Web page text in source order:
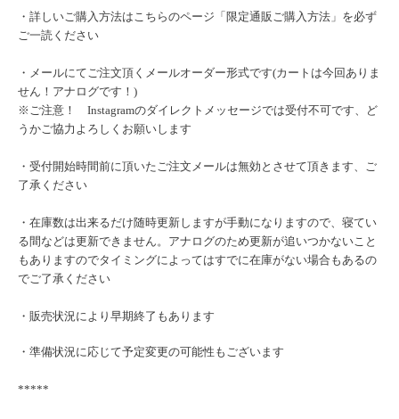
・詳しいご購入方法はこちらのページ「 限定通販ご購入方法 」を必ず
ご一読ください
・メールにてご注文頂くメールオーダー形式です(カートは今回ありま
せん！アナログです！)
※ご注意！ Instagramのダイレクトメッセージでは受付不可です、ど
うかご協力よろしくお願いします
・受付開始時間前に頂いたご注文メールは無効とさせて頂きます、 ご
了承ください
・在庫数は出来るだけ随時更新しますが手動になりますので、 寝てい
る間などは更新できません。アナログのため更新が追いつかないこと
もありますのでタイミングによってはすでに在庫がない場合もあるの
でご了承ください
・販売状況により早期終了もあります
・準備状況に応じて予定変更の可能性もございます
*****